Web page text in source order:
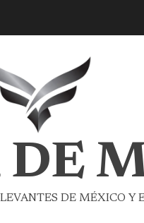
DE MÉXICO Y